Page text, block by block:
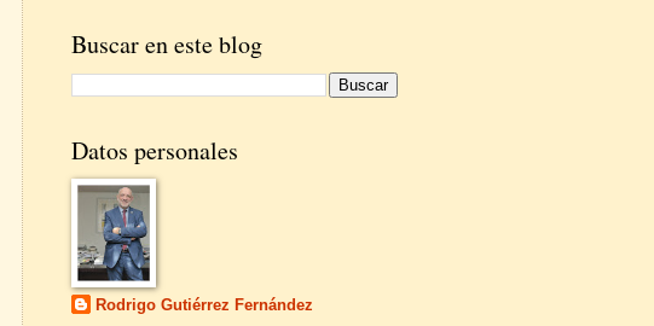
Buscar en este blog
Datos personales
Rodrigo Gutiérrez Fernández